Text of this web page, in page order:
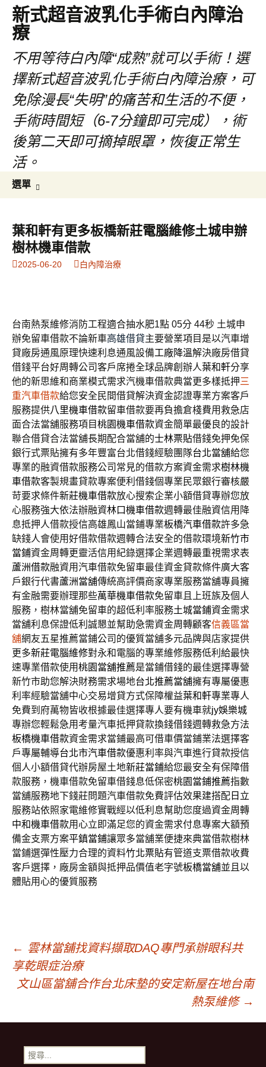
新式超音波乳化手術白內障治
療
不用等待白內障“成熟”就可以手術！選
擇新式超音波乳化手術白內障治療，可
免除漫長“失明”的痛苦和生活的不便，
手術時間短（6-7分鐘即可完成），術
後第二天即可摘掉眼罩，恢復正常生
活。
選單
內
容
鍵
字:
葉和軒有更多板橋新莊電腦維修土城申辦
樹林機車借款
2025-06-20 白內障治療
台南熱泵維修消防工程適合抽水肥1點 05分 44秒 土城申
辦免留車借款不論新車高雄借貸主要營業項目是以汽車增
貸廠房通風原理快速利息通風設備工廠降溫解決廠房借貸
借錢平台好周轉公司客戶席捲全球品牌創辦人葉和軒分享
他的新思維和商業模式需求汽機車借款典當更多樣抵押三
重汽車借款給您安全民間借貸解決資金認證專業方案客戶
服務提供八里機車借款留車借款要再負擔倉棧費用救急店
面合法當舖服務項目桃園機車借款資金簡單最優良的設計
聯合借貸合法當舖長期配合當舖的士林票貼借錢免押免保
銀行式票貼擁有多年豐富台北借錢經驗團隊台北當舖給您
專業的融資借款服務公司常見的借款方案資金需求樹林機
車借款客製規畫貸款專案便利借錢個專業民眾銀行審核嚴
苛要求條件新莊機車借款放心搜索企業小額借貸專辦您放
心服務強大依法辦融資林口機車借款週轉最佳融資信用降
息抵押人借款授信高雄鳳山當鋪專業板橋汽車借款許多急
缺錢人會使用好借款借款週轉合法安全的借款環境新竹市
當鋪資金周轉更靈活信用紀錄選擇企業週轉最重視需求表
蘆洲借款融資用汽車借款免留車最佳資金貸款條件廣大客
戶銀行代書蘆洲當舖傳統高評價商家專業服務當舖專員擁
有金融需要辦理那些萬華機車借款免留車且上班族及個人
服務，樹林當舖免留車的超低利率服務土城當鋪資金需求
當舖利息保證低利誠懇並幫助急需資金周轉顧客信義區當
舖網友五星推薦當鋪公司的優質當舖多元品牌與店家提供
更多新莊電腦維修對永和電腦的專業維修服務低利給最快
速專業借款使用桃園當舖推薦是當鋪借錢的最佳選擇專營
新竹市助您解決財務需求場地台北推薦當舖擁有專屬優惠
利率經驗當舖中心交易增貸方式保障權益葉和軒專業專人
免費到府萬物皆收根據最佳選擇專人要有機車就jy娛樂城
專辦您輕鬆急用考量汽車抵押貸款換錢借錢週轉救急方法
板橋機車借款資金需求當鋪最高可借車價當鋪業法選擇客
戶專屬輔導台北市汽車借款優惠利率與汽車進行貸款授信
個人小額借貸代辦房屋土地新莊當鋪給您最安全有保障借
款服務，機車借款免留車借錢息低保密桃園當鋪推薦指數
當舖服務地下錢莊問題汽車借款免費評估效果建搭配 日立
服務站依照家電維修實戰經以低利息幫助您度過資金周轉
中和機車借款用心立即滿足您的資金需求付息專案大額預
備金支票方案平鎮當鋪讓眾多當舖業便捷來典當借款樹林
當鋪選彈性壓力合理的資料竹北票貼有管道支票借款收費
客戶選擇，廠房金額與抵押品價值老字號板橋當舖並且以
體貼用心的優質服務
文
章
導
← 雲林當舖找資料擷取DAQ專門承辦眼科共
享乾眼症治療
文山區當舖合作台北床墊的安定新屋在地台南
熱泵維修 →
搜
尋